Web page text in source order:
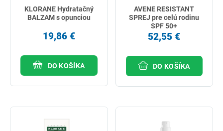
KLORANE Hydratačný
BALZAM s opunciou
19,86 €
DO KOŠÍKA
AVENE RESISTANT
SPREJ pre celú rodinu
SPF 50+
52,55 €
DO KOŠÍKA